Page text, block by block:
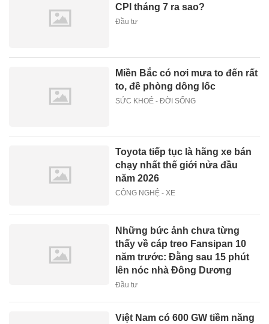
CPI tháng 7 ra sao?
Đầu tư
Miền Bắc có nơi mưa to đến rất
to, đề phòng dông lốc
SỨC KHOẺ - ĐỜI SỐNG
Toyota tiếp tục là hãng xe bán
chạy nhất thế giới nửa đầu
năm 2026
CÔNG NGHỆ - XE
Những bức ảnh chưa từng
thấy về cáp treo Fansipan 10
năm trước: Đằng sau 15 phút
lên nóc nhà Đông Dương
Đầu tư
Việt Nam có 600 GW tiềm năng